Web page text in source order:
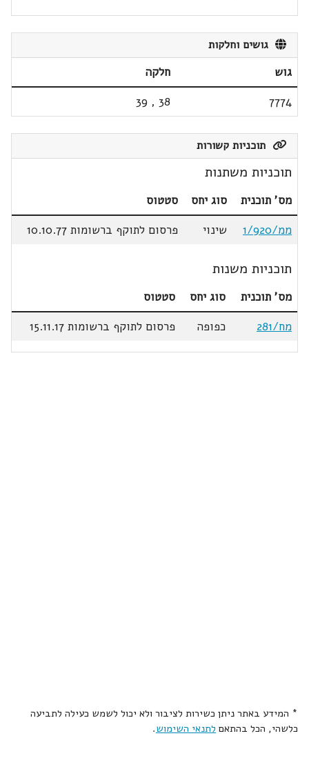
גושים וחלקות
גוש
חלקה
7774
38
,
39
תוכניות קשורות
תוכניות משתנות
מס' תוכנית סוג יחס
סטטוס
ממ/1/920
שינוי פרסום לתוקף ברשומות 10.10.77
תוכניות משנות
מס' תוכנית סוג יחס
סטטוס
מח/281
כפופה פרסום לתוקף ברשומות 15.11.17
* המידע באתר ניתן כשירות לציבור ולא יכול לשמש כעילה לתביעה
כלשהי, הכל בהתאם לתנאי השימוש.